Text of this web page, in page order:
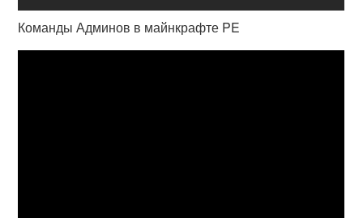
Команды Админов в майнкрафте PE